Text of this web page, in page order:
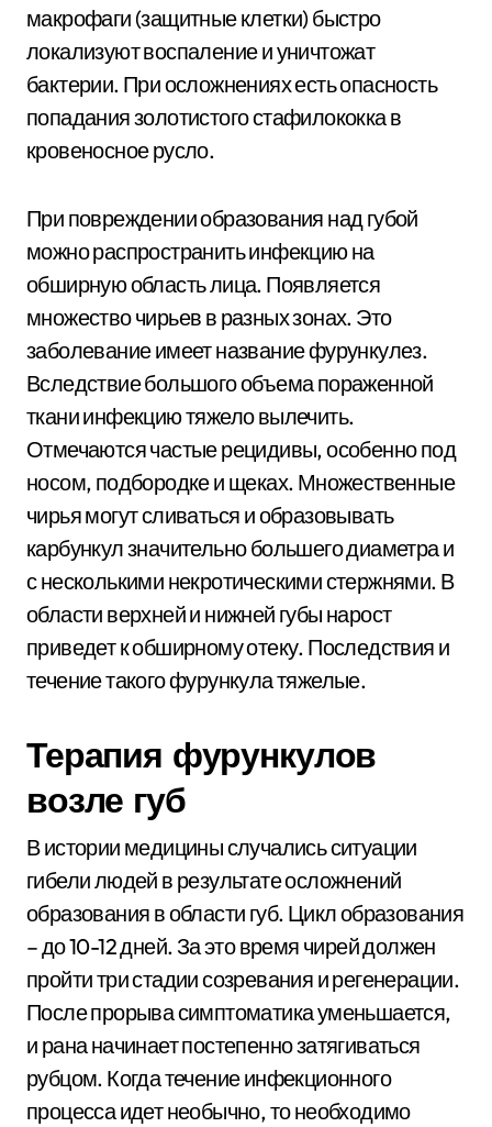
макрофаги (защитные клетки) быстро
локализуют воспаление и уничтожат
бактерии. При осложнениях есть опасность
попадания золотистого стафилококка в
кровеносное русло.
При повреждении образования над губой
можно распространить инфекцию на
обширную область лица. Появляется
множество чирьев в разных зонах. Это
заболевание имеет название фурункулез.
Вследствие большого объема пораженной
ткани инфекцию тяжело вылечить.
Отмечаются частые рецидивы, особенно под
носом, подбородке и щеках. Множественные
чирья могут сливаться и образовывать
карбункул значительно большего диаметра и
с несколькими некротическими стержнями. В
области верхней и нижней губы нарост
приведет к обширному отеку. Последствия и
течение такого фурункула тяжелые.
Терапия фурункулов
возле губ
В истории медицины случались ситуации
гибели людей в результате осложнений
образования в области губ. Цикл образования
– до 10-12 дней. За это время чирей должен
пройти три стадии созревания и регенерации.
После прорыва симптоматика уменьшается,
и рана начинает постепенно затягиваться
рубцом. Когда течение инфекционного
процесса идет необычно, то необходимо